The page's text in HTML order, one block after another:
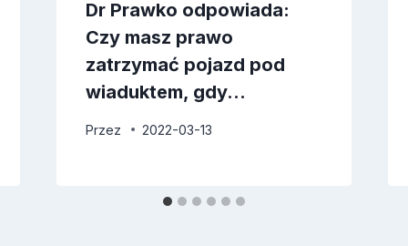
Dr Prawko odpowiada:
Czy masz prawo
zatrzymać pojazd pod
wiaduktem, gdy…
Przez 2022-03-13